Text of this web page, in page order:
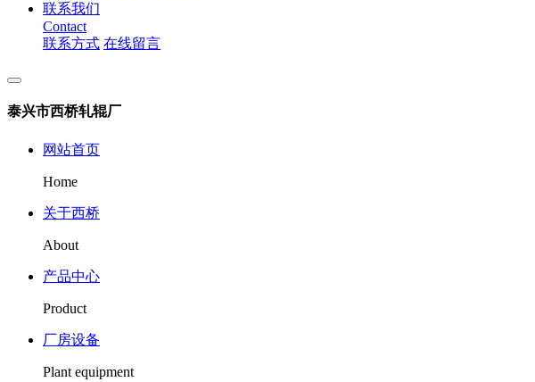
联系我们
Contact
联系方式 在线留言
泰兴市西桥轧辊厂
网站首页
Home
关于西桥
About
产品中心
Product
厂房设备
Plant equipment